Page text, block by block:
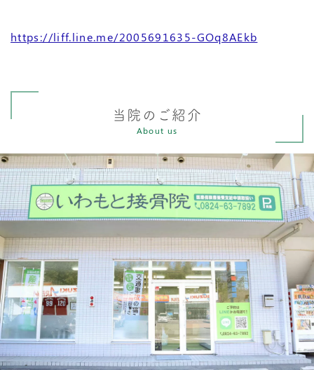
https://liff.line.me/2005691635-GOq8AEkb
当院のご紹介
About us